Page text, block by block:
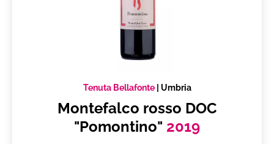
Tenuta Bellafonte| Umbria
Montefalco rosso DOC
"Pomontino" 2019